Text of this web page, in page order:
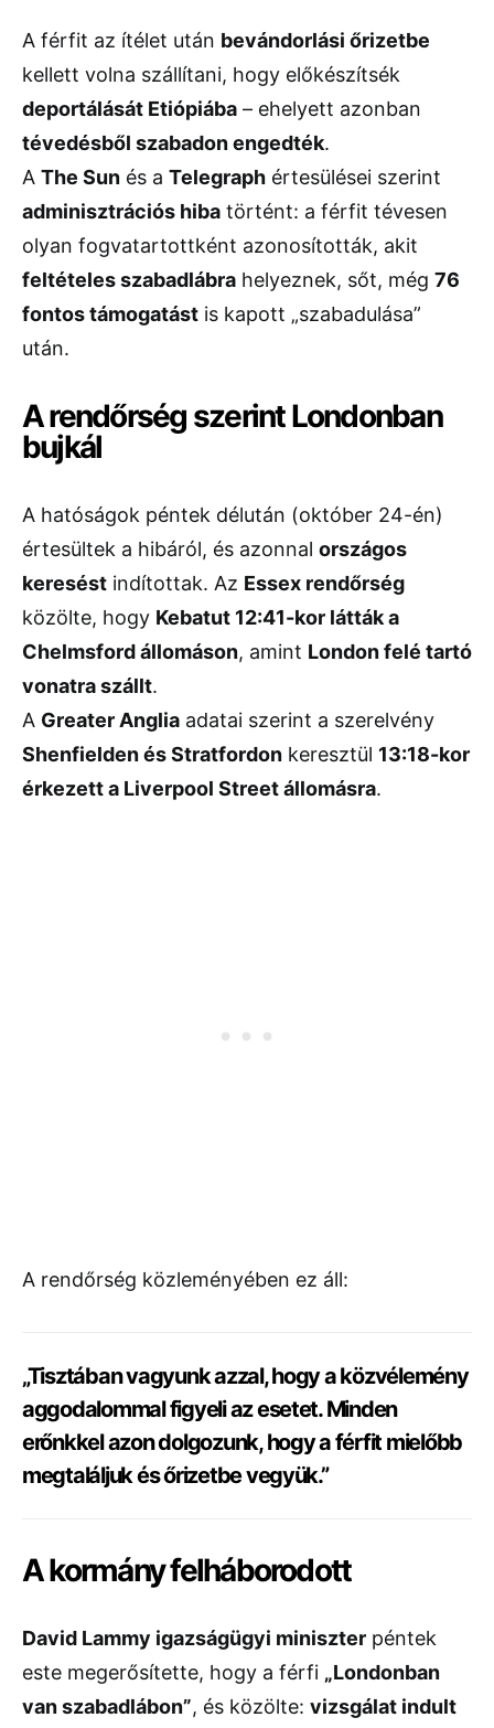
A férfit az ítélet után bevándorlási őrizetbe
kellett volna szállítani, hogy előkészítsék
deportálását Etiópiába – ehelyett azonban
tévedésből szabadon engedték.
A The Sun és a Telegraph értesülései szerint
adminisztrációs hiba történt: a férfit tévesen
olyan fogvatartottként azonosították, akit
feltételes szabadlábra helyeznek, sőt, még 76
fontos támogatást is kapott „szabadulása”
után.
A rendőrség szerint Londonban
bujkál
A hatóságok péntek délután (október 24-én)
értesültek a hibáról, és azonnal országos
keresést indítottak. Az Essex rendőrség
közölte, hogy Kebatut 12:41-kor látták a
Chelmsford állomáson, amint London felé tartó
vonatra szállt.
A Greater Anglia adatai szerint a szerelvény
Shenfielden és Stratfordon keresztül 13:18-kor
érkezett a Liverpool Street állomásra.
A rendőrség közleményében ez áll:
„Tisztában vagyunk azzal, hogy a közvélemény
aggodalommal figyeli az esetet. Minden
erőnkkel azon dolgozunk, hogy a férfit mielőbb
megtaláljuk és őrizetbe vegyük.”
A kormány felháborodott
David Lammy igazságügyi miniszter péntek
este megerősítette, hogy a férfi „Londonban
van szabadlábon”, és közölte: vizsgálat indult